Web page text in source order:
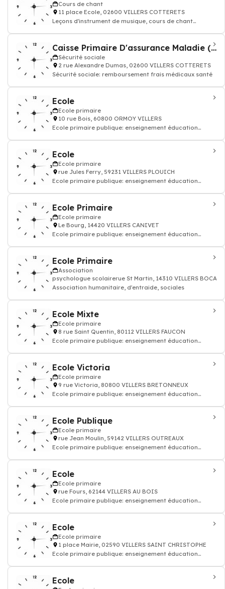
Cours de chant
11 place Ecole, 02600 VILLERS COTTERETS
Leçons d'instrument de musique, cours de chant
Caisse Primaire D'assurance Maladie (CPAM)
Sécurité sociale
2 rue Alexandre Dumas, 02600 VILLERS COTTERETS
Sécurité sociale: remboursement frais médicaux santé
Ecole
Ecole primaire
10 rue Bois, 60800 ORMOY VILLERS
Ecole primaire publique: enseignement éducation
Ecole
Ecole primaire
rue Jules Ferry, 59231 VILLERS PLOUICH
Ecole primaire publique: enseignement éducation
Ecole Primaire
Ecole primaire
Le Bourg, 14420 VILLERS CANIVET
Ecole primaire publique: enseignement éducation
Ecole Primaire
Association
psychologue scolairerue St Martin, 14310 VILLERS BOCAGE
Association humanitaire, d'entraide, sociales
Ecole Mixte
Ecole primaire
8 rue Saint Quentin, 80112 VILLERS FAUCON
Ecole primaire publique: enseignement éducation
Ecole Victoria
Ecole primaire
9 rue Victoria, 80800 VILLERS BRETONNEUX
Ecole primaire publique: enseignement éducation
Ecole Publique
Ecole primaire
rue Jean Moulin, 59142 VILLERS OUTREAUX
Ecole primaire publique: enseignement éducation
Ecole
Ecole primaire
rue Fours, 62144 VILLERS AU BOIS
Ecole primaire publique: enseignement éducation
Ecole
Ecole primaire
1 place Mairie, 02590 VILLERS SAINT CHRISTOPHE
Ecole primaire publique: enseignement éducation
Ecole